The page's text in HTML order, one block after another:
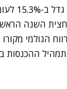
הרווח
שקל. הגידול ברווח
ההכנסות